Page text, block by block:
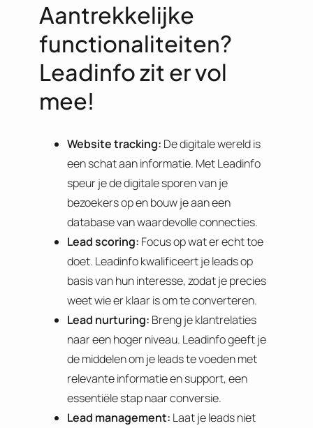
Aantrekkelijke
functionaliteiten?
Leadinfo zit er vol
mee!
Website tracking: De digitale wereld is
een schat aan informatie. Met Leadinfo
speur je de digitale sporen van je
bezoekers op en bouw je aan een
database van waardevolle connecties.
Lead scoring: Focus op wat er echt toe
doet. Leadinfo kwalificeert je leads op
basis van hun interesse, zodat je precies
weet wie er klaar is om te converteren.
Lead nurturing: Breng je klantrelaties
naar een hoger niveau. Leadinfo geeft je
de middelen om je leads te voeden met
relevante informatie en support, een
essentiële stap naar conversie.
Lead management: Laat je leads niet